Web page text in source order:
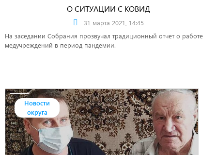
О СИТУАЦИИ С КОВИД
31 марта 2021, 14:45
На заседании Собрания прозвучал традиционный отчет о работе
медучреждений в период пандемии.
Новости
округа